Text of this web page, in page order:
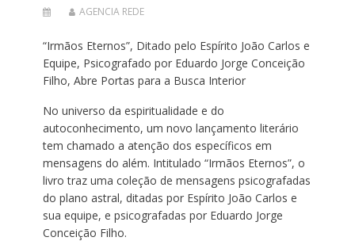
AGENCIA REDE
“Irmãos Eternos”, Ditado pelo Espírito João Carlos e
Equipe, Psicografado por Eduardo Jorge Conceição
Filho, Abre Portas para a Busca Interior
No universo da espiritualidade e do
autoconhecimento, um novo lançamento literário
tem chamado a atenção dos específicos em
mensagens do além. Intitulado “Irmãos Eternos”, o
livro traz uma coleção de mensagens psicografadas
do plano astral, ditadas por Espírito João Carlos e
sua equipe, e psicografadas por Eduardo Jorge
Conceição Filho.